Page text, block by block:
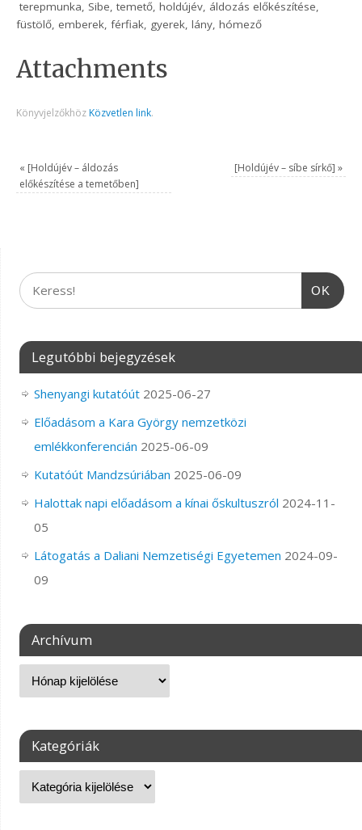
terepmunka, Sibe, temető, holdújév, áldozás előkészítése,
füstölő, emberek, férfiak, gyerek, lány, hómező
Attachments
Könyvjelzőkhöz Közvetlen link.
« [Holdújév – áldozás
előkészítése a temetőben]
[Holdújév – síbe sírkő] »
OK
Legutóbbi bejegyzések
Shenyangi kutatóút 2025-06-27
Előadásom a Kara György nemzetközi
emlékkonferencián 2025-06-09
Kutatóút Mandzsúriában 2025-06-09
Halottak napi előadásom a kínai őskultuszról 2024-11-
05
Látogatás a Daliani Nemzetiségi Egyetemen 2024-09-
09
Archívum
Kategóriák